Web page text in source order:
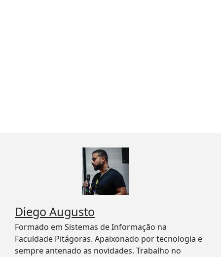
Diego Augusto
Formado em Sistemas de Informação na
Faculdade Pitágoras. Apaixonado por tecnologia e
sempre antenado as novidades. Trabalho no